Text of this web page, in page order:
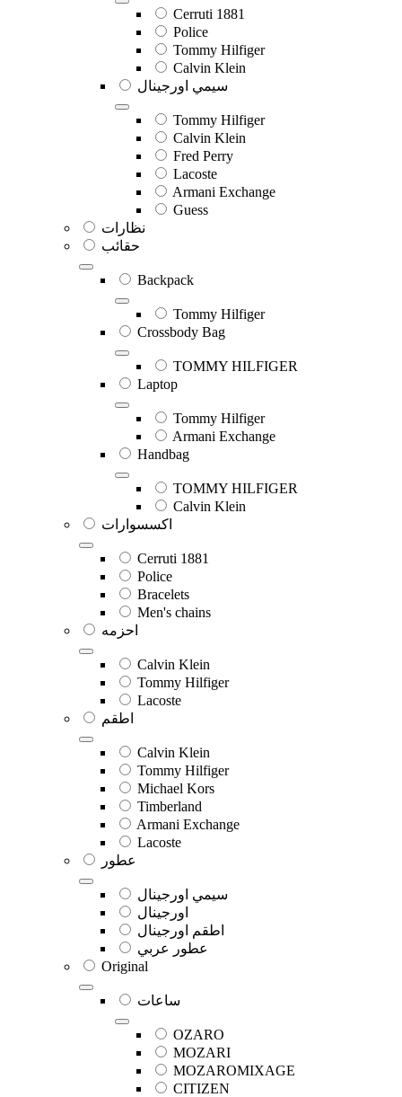
Cerruti 1881
Police
Tommy Hilfiger
Calvin Klein
سيمي اورجينال
Tommy Hilfiger
Calvin Klein
Fred Perry
Lacoste
Armani Exchange
Guess
نظارات
حقائب
Backpack
Tommy Hilfiger
Crossbody Bag
TOMMY HILFIGER
Laptop
Tommy Hilfiger
Armani Exchange
Handbag
TOMMY HILFIGER
Calvin Klein
اكسسوارات
Cerruti 1881
Police
Bracelets
Men's chains
احزمه
Calvin Klein
Tommy Hilfiger
Lacoste
اطقم
Calvin Klein
Tommy Hilfiger
Michael Kors
Timberland
Armani Exchange
Lacoste
عطور
سيمي اورجينال
اورجينال
اطقم اورجينال
عطور عربي
Original
ساعات
OZARO
MOZARI
MOZAROMIXAGE
CITIZEN